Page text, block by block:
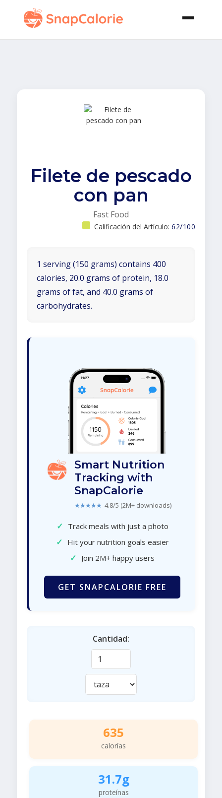
Filete de pescado
con pan
Fast Food
Calificación del Artículo: 62/100
1 serving (150 grams) contains 400
calories, 20.0 grams of protein, 18.0
grams of fat, and 40.0 grams of
carbohydrates.
Smart Nutrition
Tracking with
SnapCalorie
★★★★★ 4.8/5 (2M+ downloads)
✓ Track meals with just a photo
✓ Hit your nutrition goals easier
✓ Join 2M+ happy users
GET SNAPCALORIE FREE
Cantidad:
635
calorías
31.7g
proteínas